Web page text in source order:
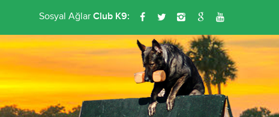
Sosyal AğlarClub K9: